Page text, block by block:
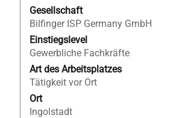
Gesellschaft
Bilfinger ISP Germany GmbH
Einstiegslevel
Gewerbliche Fachkräfte
Art des Arbeitsplatzes
Tätigkeit vor Ort
Ort
Ingolstadt
um
die
Stelleninformationen
vollständig
anzuzeigen.